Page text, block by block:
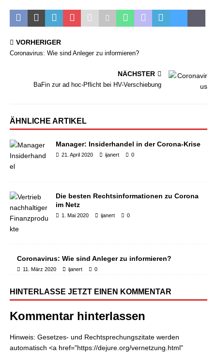
VORHERIGER
Coronavirus: Wie sind Anleger zu informieren?
NÄCHSTER
BaFin zur ad hoc-Pflicht bei HV-Verschiebung
ÄHNLICHE ARTIKEL
Manager: Insiderhandel in der Corona-Krise
21. April 2020 ijanert 0
Die besten Rechtsinformationen zu Corona
im Netz
1. Mai 2020 ijanert 0
Coronavirus: Wie sind Anleger zu informieren?
11. März 2020 ijanert 0
HINTERLASSE JETZT EINEN KOMMENTAR
Kommentar hinterlassen
Hinweis: Gesetzes- und Rechtsprechungszitate werden
automatisch <a href="https://dejure.org/vernetzung.html"